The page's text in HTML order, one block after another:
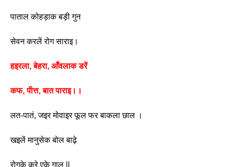
पाताल कोहड़ाक बड़ी गुन
सेवन करलें रोग साराइ।
हइरला, बेहरा, आँवलाक डरें
कफ, पीत्त, बात पाराइ।।
लत-पातं, जइर मोवाइर फूल फर बाकला छाल ।
खइलें मानुसेक बोल बाढ़े
रोगके करे एके गाल ||